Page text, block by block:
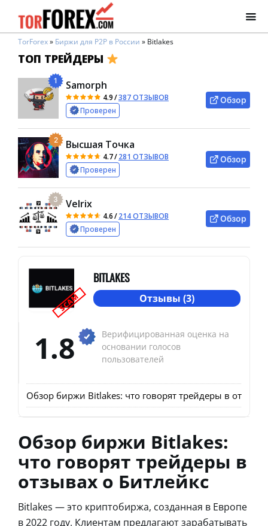
TorForex» Биржи для P2P в России » Bitlakes
ТОП ТРЕЙДЕРЫ
1 Samorph
4.9/387 ОТЗЫВОВ
Проверен
Обзор
2 Высшая Точка
4.7/281 ОТЗЫВОВ
Проверен
Обзор
3 Velrix
4.6/214 ОТЗЫВОВ
Проверен
Обзор
SCAM
BITLAKES
Отзывы (3)
1.8
Верифицированная оценка на
основании голосов
пользователей
Обзор биржи Bitlakes: что говорят трейдеры в
Обзор биржи Bitlakes:
что говорят трейдеры в
отзывах о Битлейкс
Bitlakes — это криптобиржа, созданная в Европе
в 2022 году. Клиентам предлагают зарабатывать